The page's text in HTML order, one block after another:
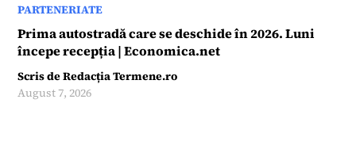
PARTENERIATE
Prima autostradă care se deschide în 2026. Luni
începe recepția | Economica.net
Scris deRedacția Termene.ro
August 7, 2026